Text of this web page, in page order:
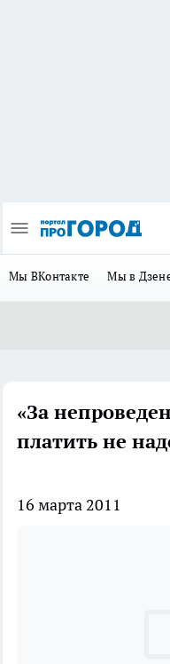
Мы ВКонтакте Мы в
«За
платить не
16 марта 2011